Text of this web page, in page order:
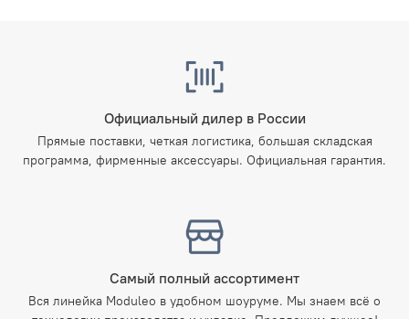
Официальный дилер в России
Прямые поставки, четкая логистика, большая складская
программа, фирменные аксессуары. Официальная гарантия.
Самый полный ассортимент
Вся линейка Moduleo в удобном шоуруме. Мы знаем всё о